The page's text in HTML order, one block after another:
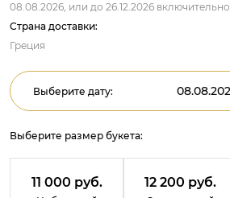
08.08.2026, или до 26.12.2026 включительно
Страна доставки:
Греция
Выберите дату:
Выберите размер букета:
11 000 руб. 12 200 руб.